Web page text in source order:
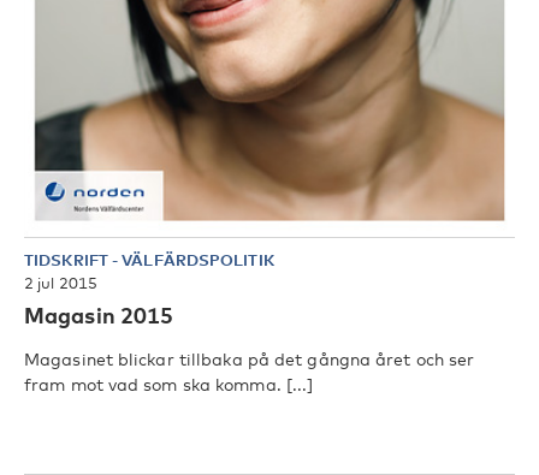
TIDSKRIFT-VÄLFÄRDSPOLITIK
2 jul 2015
Magasin 2015
Magasinet blickar tillbaka på det gångna året och ser
fram mot vad som ska komma. [...]